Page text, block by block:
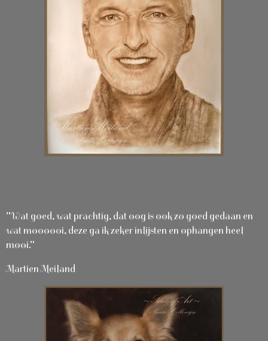
"Wat goed, wat prachtig, dat oog is ook zo goed gedaan en
wat moooooi, deze ga ik zeker inlijsten en ophangen heel
mooi."
Martien Meiland